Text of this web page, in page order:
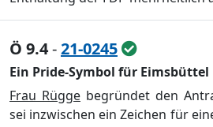
Ö 9.4-21-0245
Ein Pride-Symbol für Eimsbüttel
Frau Rügge begründet den
sei inzwischen ein Zeichen für